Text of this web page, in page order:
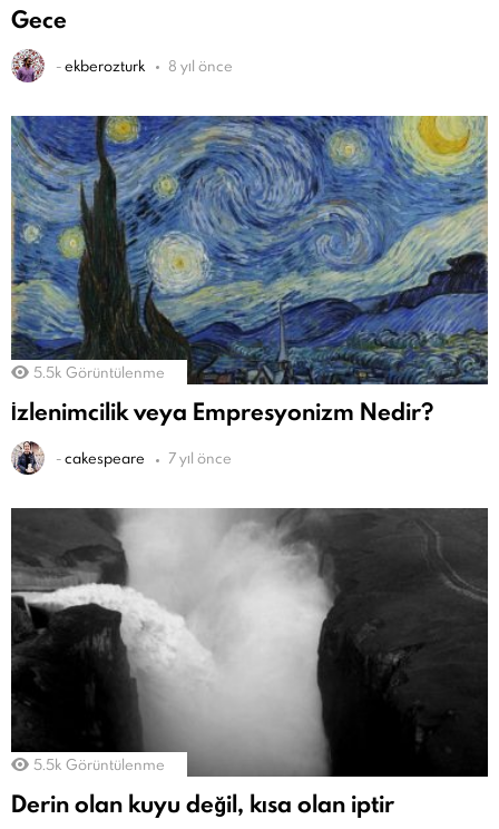
Gece
-ekberozturk 8 yıl önce
5.5k Görüntülenme
İzlenimcilik veya Empresyonizm Nedir?
-cakespeare 7 yıl önce
5.5k Görüntülenme
Derin olan kuyu değil, kısa olan iptir